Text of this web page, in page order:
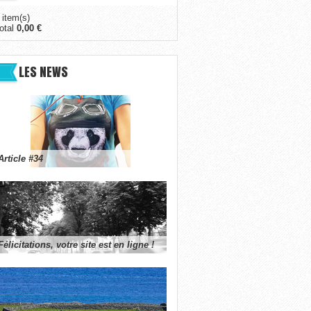
item(s)
0,00 €
LES NEWS
#34
votre site est en ligne !